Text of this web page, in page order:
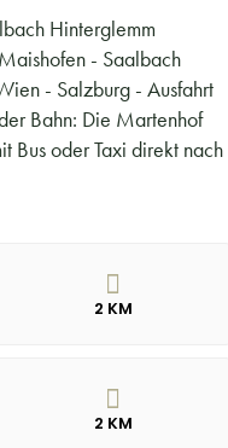
Hinterglemm
- Saalbach
- Salzburg - Ausfahrt
Bahn: Die Martenhof
Bus oder Taxi direkt nach
2 KM
2 KM